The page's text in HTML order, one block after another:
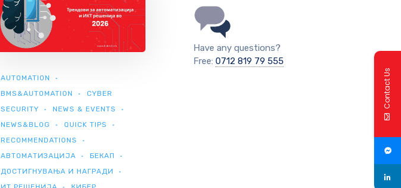
AUTOMATION
BMS&AUTOMATION
CYBER
SECURITY
NEWS & EVENTS
NEWS&BLOG
QUICK TIPS
RECOMMENDATIONS
АВТОМАТИЗАЦИЈА
БЕКАП
ДОСТИГНУВАЊА И НАГРАДИ
Have any questions?
Free: 0712 819 79 555
Contact Us